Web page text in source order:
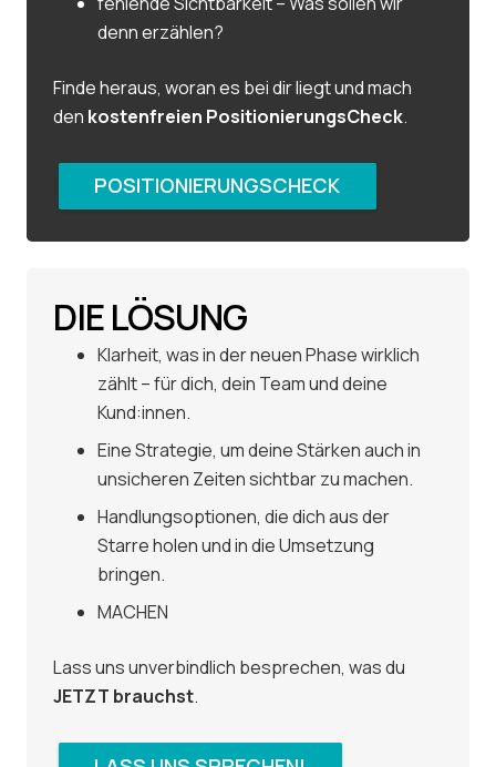
denn erzählen?
Finde heraus, woran es bei dir liegt und mach
den kostenfreien PositionierungsCheck.
POSITIONIERUNGSCHECK
DIE LÖSUNG
Klarheit, was in der neuen Phase wirklich
zählt – für dich, dein Team und deine
Kund:innen.
Eine Strategie, um deine Stärken auch in
unsicheren Zeiten sichtbar zu machen.
Handlungsoptionen, die dich aus der
Starre holen und in die Umsetzung
bringen.
MACHEN
Lass uns unverbindlich besprechen, was du
JETZT brauchst.